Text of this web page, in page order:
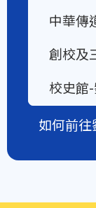
中華傳
創校及
校史館
如何前